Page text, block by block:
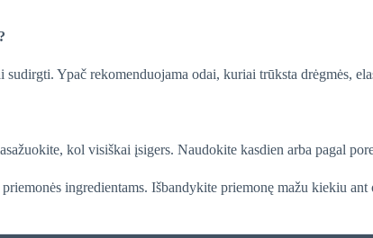
Ypač rekomenduojama odai, kuriai trūksta drėgmės,
kol visiškai įsigers. Naudokite kasdien arba pagal
ingredientams. Išbandykite priemonę mažu kiekiu ant